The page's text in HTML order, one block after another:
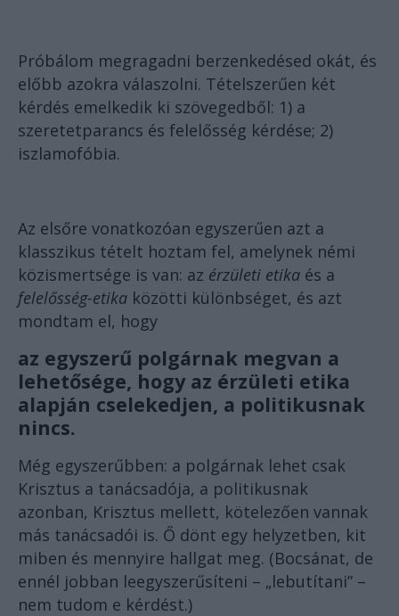
Próbálom megragadni berzenkedésed okát, és
előbb azokra válaszolni. Tételszerűen két
kérdés emelkedik ki szövegedből: 1) a
szeretetparancs és felelősség kérdése; 2)
iszlamofóbia.
Az elsőre vonatkozóan egyszerűen azt a
klasszikus tételt hoztam fel, amelynek némi
közismertsége is van: az érzületi etika és a
felelősség-etika közötti különbséget, és azt
mondtam el, hogy
az egyszerű polgárnak megvan a
lehetősége, hogy az érzületi etika
alapján cselekedjen, a politikusnak
nincs.
Még egyszerűbben: a polgárnak lehet csak
Krisztus a tanácsadója, a politikusnak
azonban, Krisztus mellett, kötelezően vannak
más tanácsadói is. Ő dönt egy helyzetben, kit
miben és mennyire hallgat meg. (Bocsánat, de
ennél jobban leegyszerűsíteni – „lebutítani” –
nem tudom e kérdést.)